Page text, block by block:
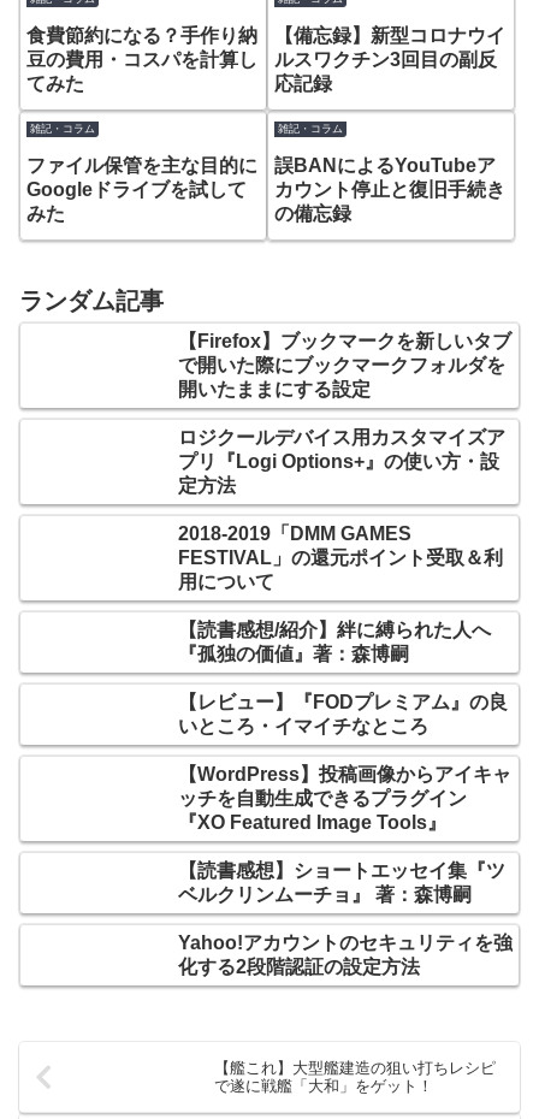
食費節約になる？手作り納
豆の費用・コスパを計算し
てみた
【備忘録】新型コロナウイ
ルスワクチン3回目の副反
応記録
雑記・コラム
ファイル保管を主な目的に
Googleドライブを試して
みた
雑記・コラム
誤BANによるYouTubeア
カウント停止と復旧手続き
の備忘録
ランダム記事
【Firefox】ブックマークを新しいタブ
で開いた際にブックマークフォルダを
開いたままにする設定
ロジクールデバイス用カスタマイズア
プリ『Logi Options+』の使い方・設
定方法
2018-2019「DMM GAMES
FESTIVAL」の還元ポイント受取＆利
用について
【読書感想/紹介】絆に縛られた人へ
『孤独の価値』著：森博嗣
【レビュー】『FODプレミアム』の良
いところ・イマイチなところ
【WordPress】投稿画像からアイキャ
ッチを自動生成できるプラグイン
『XO Featured Image Tools』
【読書感想】ショートエッセイ集『ツ
ベルクリンムーチョ』 著：森博嗣
Yahoo!アカウントのセキュリティを強
化する2段階認証の設定方法
【艦これ】大型艦建造の狙い打ちレシピ
で遂に戦艦「大和」をゲット！